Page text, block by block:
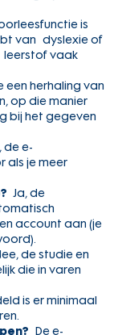
is
van dyslexie of
leerstof vaak
een herhaling van
op die manier
bij het gegeven
de e-
als je meer
Ja, de
account aan (je
de studie en
die in varen
is er minimaal
De e-